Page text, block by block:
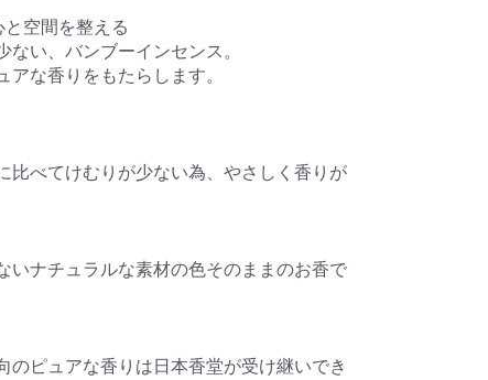
空間を整える
い、バンブーインセンス。
な香りをもたらします。
比べてけむりが少ない為、やさしく香りが
いナチュラルな素材の色そのままのお香で
のピュアな香りは日本香堂が受け継いでき